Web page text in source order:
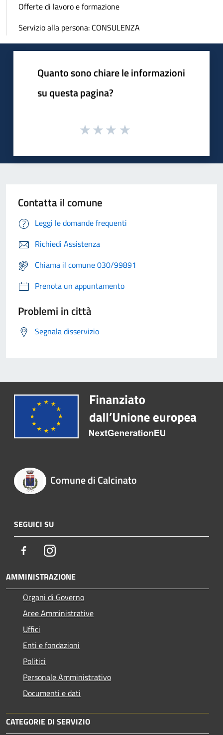
Offerte di lavoro e formazione
Servizio alla persona: CONSULENZA
Quanto sono chiare le informazioni
su questa pagina?
Contatta il comune
Leggi le domande frequenti
Richiedi Assistenza
Chiama il comune 030/99891
Prenota un appuntamento
Problemi in città
Segnala disservizio
Comune di Calcinato
SEGUICI SU
FacebookInstagram
AMMINISTRAZIONE
Organi di Governo
Aree Amministrative
Uffici
Enti e fondazioni
Politici
Personale Amministrativo
Documenti e dati
CATEGORIE DI SERVIZIO